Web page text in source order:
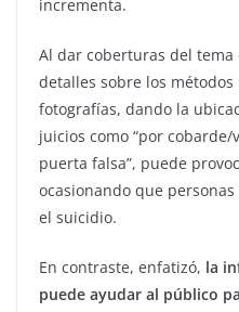
incrementa.
Al dar coberturas del
detalles sobre los
fotografías, dando la
juicios como “por cobarde/
puerta falsa”, puede
ocasionando que
el suicidio.
En contraste, enfatizó, la
puede ayudar al público